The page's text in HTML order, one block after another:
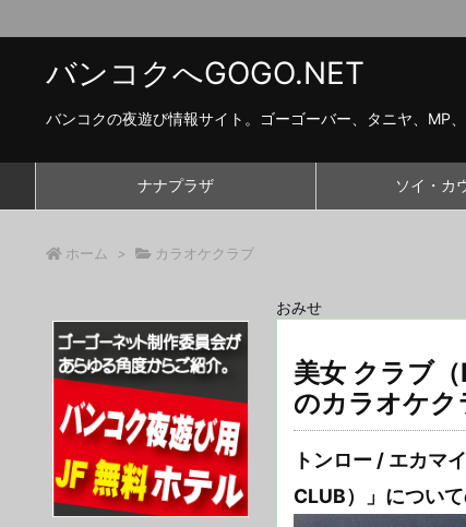
バンコクへGOGO.NET
バンコクの夜遊び情報サイト。ゴーゴーバー、タニヤ、MP
ナナプラザ ソイ・カ
ホーム > カラオケクラブ
おみせ
美女 クラブ
のカラオケク
トンロー / エカマ
CLUB）」につい